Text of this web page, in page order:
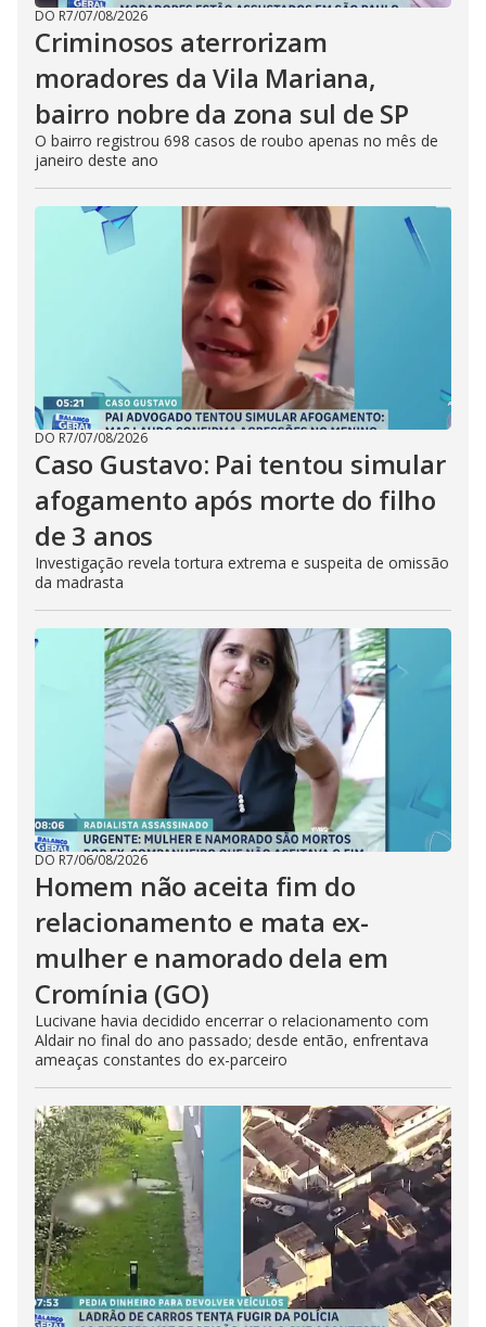
DO R7/07/08/2026
Criminosos aterrorizam
moradores da Vila Mariana,
bairro nobre da zona sul de SP
O bairro registrou 698 casos de roubo apenas no mês de
janeiro deste ano
DO R7/07/08/2026
Caso Gustavo: Pai tentou simular
afogamento após morte do filho
de 3 anos
Investigação revela tortura extrema e suspeita de omissão
da madrasta
DO R7/06/08/2026
Homem não aceita fim do
relacionamento e mata ex-
mulher e namorado dela em
Cromínia (GO)
Lucivane havia decidido encerrar o relacionamento com
Aldair no final do ano passado; desde então, enfrentava
ameaças constantes do ex-parceiro